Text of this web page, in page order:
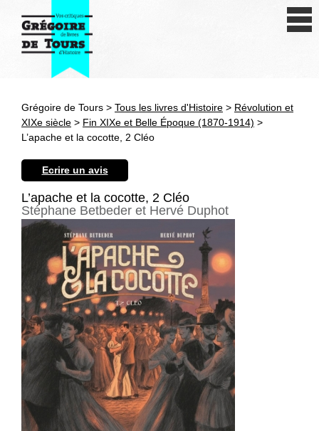
Antiquité
Révolution et XIXe siècle
XXe siècle
Autres civilisations
Thématiques
Grégoire de Tours > Tous les livres d'Histoire > Révolution et
XIXe siècle > Fin XIXe et Belle Époque (1870-1914) >
L’apache et la cocotte, 2 Cléo
Ecrire un avis
L’apache et la cocotte, 2 Cléo
Stéphane Betbeder et Hervé Duphot